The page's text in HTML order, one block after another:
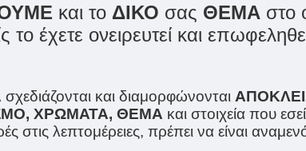
και το ΔΙΚΟ σας ΘΕΜΑστο
έχετε ονειρευτεί και
σχεδιάζονται και διαμορφώνονται
ΧΡΩΜΑΤΑ, ΘΕΜΑ και στοιχεία που
στις λεπτομέρειες, πρέπει να είναι